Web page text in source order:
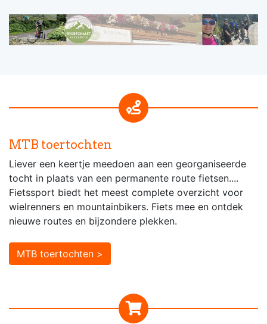
MTB toertochten
Liever een keertje meedoen aan een georganiseerde
tocht in plaats van een permanente route fietsen....
Fietssport biedt het meest complete overzicht voor
wielrenners en mountainbikers. Fiets mee en ontdek
nieuwe routes en bijzondere plekken.
MTB toertochten >